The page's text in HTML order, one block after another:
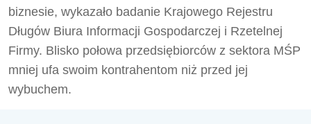
biznesie, wykazało badanie Krajowego Rejestru
Długów Biura Informacji Gospodarczej i Rzetelnej
Firmy. Blisko połowa przedsiębiorców z sektora MŚP
mniej ufa swoim kontrahentom niż przed jej
wybuchem.